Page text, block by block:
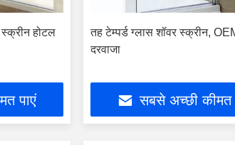
होटल
पाएं
तह टेम्पर्ड ग्लास शॉवर स्क्रीन,
दरवाजा
सबसे अच्छी कीमत